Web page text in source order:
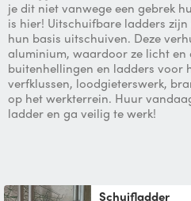
je dit niet vanwege een gebrek
is hier! Uitschuifbare ladders
hun basis uitschuiven. Deze
aluminium, waardoor ze licht
buitenhellingen en ladders voor
verfklussen, loodgieterswerk,
op het werkterrein. Huur
ladder en ga veilig te werk!
Schuifladder